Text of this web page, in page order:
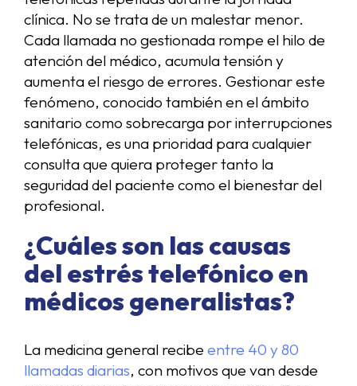
clínica. No se trata de un malestar menor.
Cada llamada no gestionada rompe el hilo de
atención del médico, acumula tensión y
aumenta el riesgo de errores. Gestionar este
fenómeno, conocido también en el ámbito
sanitario como sobrecarga por interrupciones
telefónicas, es una prioridad para cualquier
consulta que quiera proteger tanto la
seguridad del paciente como el bienestar del
profesional.
¿Cuáles son las causas
del estrés telefónico en
médicos generalistas?
La medicina general recibe entre 40 y 80
llamadas diarias, con motivos que van desde